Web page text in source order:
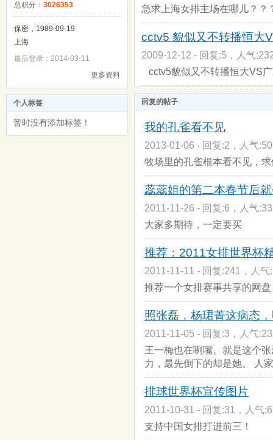
总积分： 3026353
保密，1989-09-19
上海
最后登录：2014-03-11
更多资料
个人标签
暂时没有添加标签！
急求上海女排主场在哪儿？？
cctv5 貌似又不转播恒大
2009-12-12 - 回复:5，人气
cctv5貌似又不转播恒大VS
回复的帖子
我的孔雀看不见
2013-01-06 - 回复:2，人气
牧场里的孔雀根本看不见，
蕊蕊姐的第二本春节后
2011-11-26 - 回复:6，人气
大家多期待，一定要买
推荐：2011女排世界杯
2011-11-11 - 回复:241，人
推荐一个女排赛事共享的网
照张磊，杨珺菁这病态
2011-11-05 - 回复:3，人气
王一梅也在咧嘴。就是这个
力，最先倒下的却是她。 人
排球世界杯宣传图片
2011-10-31 - 回复:31，人气
支持中国女排打进前三！